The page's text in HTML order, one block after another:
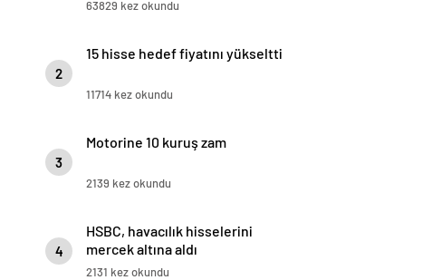
63829 kez okundu
2
15 hisse hedef fiyatını yükseltti
11714 kez okundu
3
Motorine 10 kuruş zam
2139 kez okundu
4
HSBC, havacılık hisselerini
mercek altına aldı
2131 kez okundu